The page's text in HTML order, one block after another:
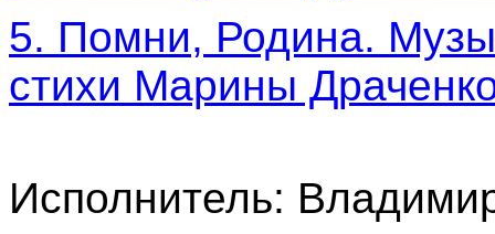
5. Помни, Родина.
стихи Марины
Исполнитель: